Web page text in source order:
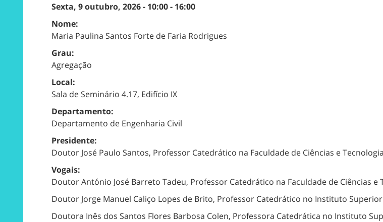
Sexta, 9 outubro, 2026 - 10:00- 16:00
Nome:
Maria Paulina Santos Forte de Faria Rodrigues
Grau:
Agregação
Local:
Sala de Seminário 4.17, Edifício IX
Departamento:
Departamento de Engenharia Civil
Presidente:
Doutor José Paulo Santos, Professor Catedrático na Faculdade de Ciências e
Vogais:
Doutor António José Barreto Tadeu, Professor Catedrático na Faculdade de Ciências
Doutor Jorge Manuel Caliço Lopes de Brito, Professor Catedrático no Instituto
Doutora Inês dos Santos Flores Barbosa Colen, Professora Catedrática no Instituto